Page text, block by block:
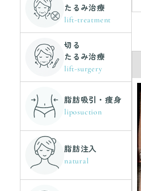
たるみ治療
lift-treatment
切る
たるみ治療
lift-surgery
脂肪吸引・痩身
liposuction
脂肪注入
natural